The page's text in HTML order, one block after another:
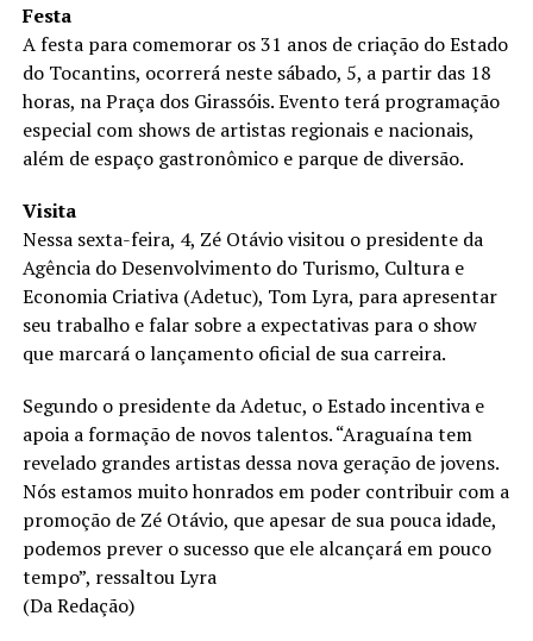
Festa
A festa para comemorar os 31 anos de criação do Estado
do Tocantins, ocorrerá neste sábado, 5, a partir das 18
horas, na Praça dos Girassóis. Evento terá programação
especial com shows de artistas regionais e nacionais,
além de espaço gastronômico e parque de diversão.
Visita
Nessa sexta-feira, 4, Zé Otávio visitou o presidente da
Agência do Desenvolvimento do Turismo, Cultura e
Economia Criativa (Adetuc), Tom Lyra, para apresentar
seu trabalho e falar sobre a expectativas para o show
que marcará o lançamento oficial de sua carreira.
Segundo o presidente da Adetuc, o Estado incentiva e
apoia a formação de novos talentos. “Araguaína tem
revelado grandes artistas dessa nova geração de jovens.
Nós estamos muito honrados em poder contribuir com a
promoção de Zé Otávio, que apesar de sua pouca idade,
podemos prever o sucesso que ele alcançará em pouco
tempo”, ressaltou Lyra
(Da Redação)